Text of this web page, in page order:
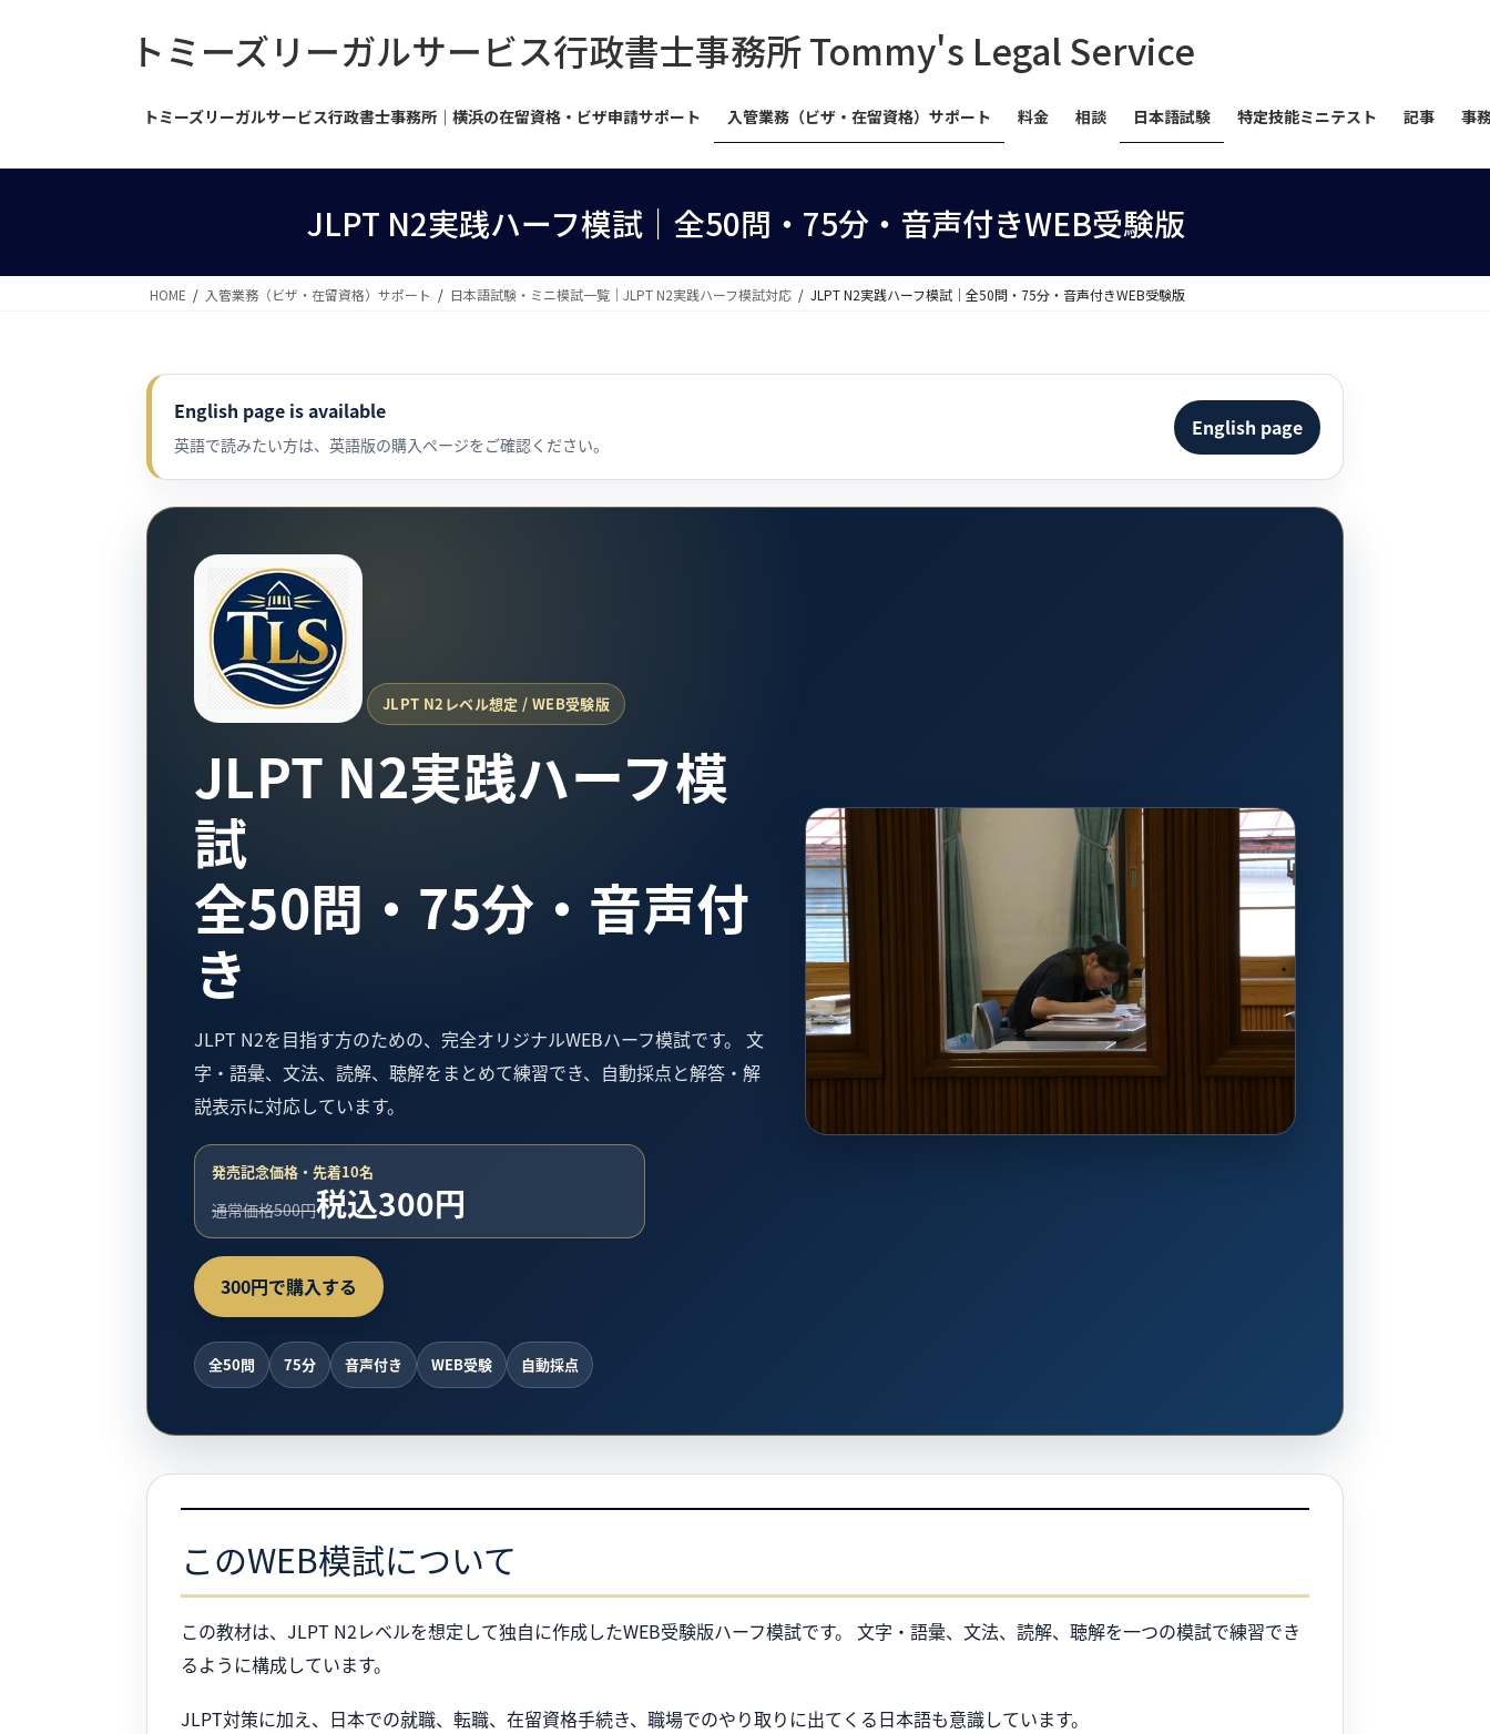
ス
ン
トミーズリーガルサービス行政書士事務所 Tommy's Legal Service
トミーズリーガルサービス行政書士事務所｜横浜の在留資格・ビザ申請サポート 入管業務（ビザ・在留資格）サポート 料金 相談 日本語試験 特定技能ミニテスト 記事 事
JLPT N2実践ハーフ模試｜全50問・75分・音声付きWEB受験版
HOME 入管業務（ビザ・在留資格）サポート 日本語試験・ミニ模試一覧｜JLPT N2実践ハーフ模試対応 JLPT N2実践ハーフ模試｜全50問・75分・音声付きWEB受験版
English page is available
英語で読みたい方は、英語版の購入ページをご確認ください。
English page
JLPT N2レベル想定 / WEB受験版
JLPT N2実践ハーフ模
試
全50問・75分・音声付
き
JLPT N2を目指す方のための、完全オリジナルWEBハーフ模試です。 文
字・語彙、文法、読解、聴解をまとめて練習でき、自動採点と解答・解
説表示に対応しています。
発売記念価格・先着10名
通常価格500円税込300円
300円で購入する
全50問 75分 音声付き WEB受験 自動採点
このWEB模試について
この教材は、JLPT N2レベルを想定して独自に作成したWEB受験版ハーフ模試です。 文字・語彙、文法、読解、聴解を一つの模試で練習でき
るように構成しています。
JLPT対策に加え、日本での就職、転職、在留資格手続き、職場でのやり取りに出てくる日本語も意識しています。